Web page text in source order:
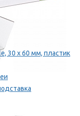
30 х 60 мм, пластик